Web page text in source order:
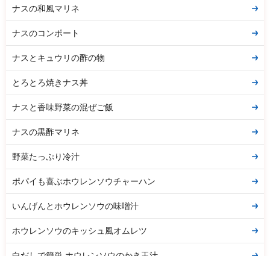
ナスの和風マリネ
ナスのコンポート
ナスとキュウリの酢の物
とろとろ焼きナス丼
ナスと香味野菜の混ぜご飯
ナスの黒酢マリネ
野菜たっぷり冷汁
ポパイも喜ぶホウレンソウチャーハン
いんげんとホウレンソウの味噌汁
ホウレンソウのキッシュ風オムレツ